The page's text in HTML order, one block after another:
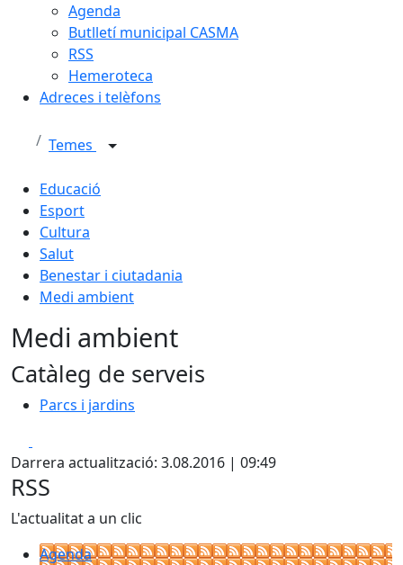
Agenda
Butlletí municipal CASMA
RSS
Hemeroteca
Adreces i telèfons
Temes
Educació
Esport
Cultura
Salut
Benestar i ciutadania
Medi ambient
Medi ambient
Catàleg de serveis
Parcs i jardins
Darrera actualització: 3.08.2016 | 09:49
RSS
L'actualitat a un clic
Agenda